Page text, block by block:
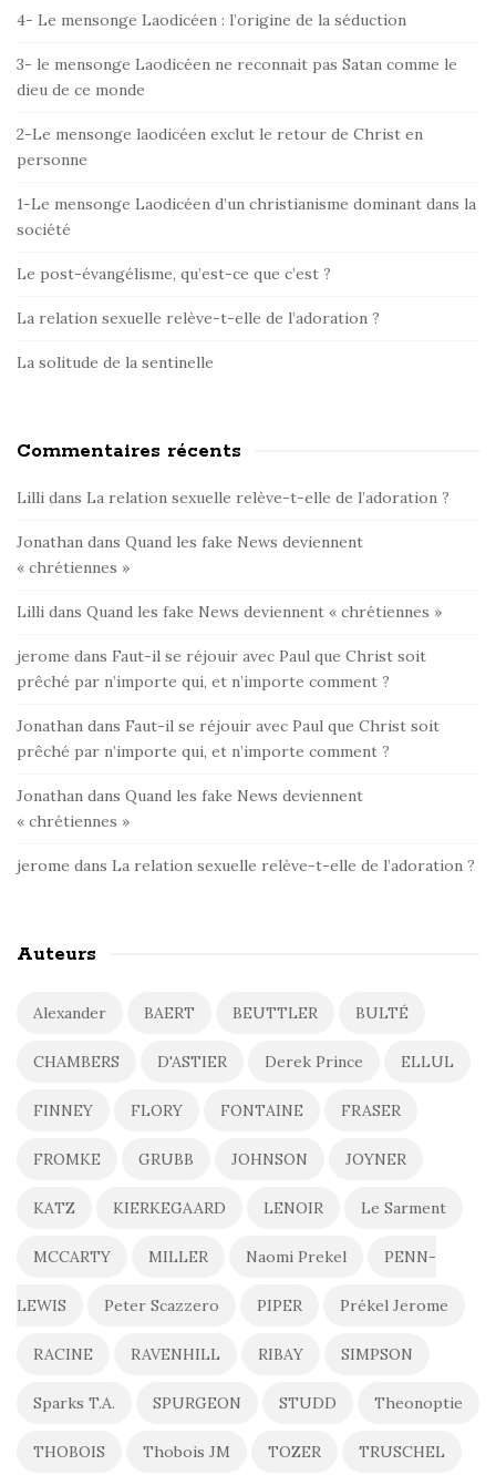
e
S
i
d
b
a
r
4- Le mensonge Laodicéen : l’origine de la séduction
3- le mensonge Laodicéen ne reconnait pas Satan comme le
dieu de ce monde
2-Le mensonge laodicéen exclut le retour de Christ en
personne
1-Le mensonge Laodicéen d’un christianisme dominant dans la
société
Le post-évangélisme, qu’est-ce que c’est ?
La relation sexuelle relève-t-elle de l’adoration ?
La solitude de la sentinelle
Commentaires récents
Lilli dans La relation sexuelle relève-t-elle de l’adoration ?
Jonathan dans Quand les fake News deviennent
« chrétiennes »
Lilli dans Quand les fake News deviennent « chrétiennes »
jerome dans Faut-il se réjouir avec Paul que Christ soit
prêché par n’importe qui, et n’importe comment ?
Jonathan dans Faut-il se réjouir avec Paul que Christ soit
prêché par n’importe qui, et n’importe comment ?
Jonathan dans Quand les fake News deviennent
« chrétiennes »
jerome dans La relation sexuelle relève-t-elle de l’adoration ?
Auteurs
Alexander BAERT BEUTTLER BULTÉ
CHAMBERS D'ASTIER Derek Prince ELLUL
FINNEY FLORY FONTAINE FRASER
FROMKE GRUBB JOHNSON JOYNER
KATZ KIERKEGAARD LENOIR Le Sarment
MCCARTY MILLER Naomi Prekel PENN-
LEWIS Peter Scazzero PIPER Prékel Jerome
RACINE RAVENHILL RIBAY SIMPSON
Sparks T.A. SPURGEON STUDD Theonoptie
THOBOIS Thobois JM TOZER TRUSCHEL